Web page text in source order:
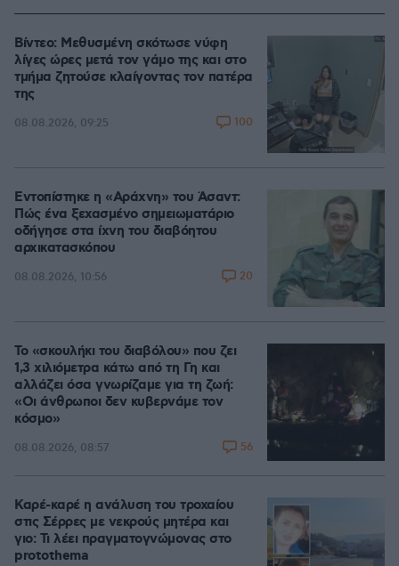
Βίντεο: Μεθυσμένη σκότωσε νύφη
λίγες ώρες μετά τον γάμο της και στο
τμήμα ζητούσε κλαίγοντας τον πατέρα
της
08.08.2026, 09:25 100
Εντοπίστηκε η «Αράχνη» του Άσαντ:
Πώς ένα ξεχασμένο σημειωματάριο
οδήγησε στα ίχνη του διαβόητου
αρχικατασκόπου
08.08.2026, 10:56 20
Το «σκουλήκι του διαβόλου» που ζει
1,3 χιλιόμετρα κάτω από τη Γη και
αλλάζει όσα γνωρίζαμε για τη ζωή:
«Οι άνθρωποι δεν κυβερνάμε τον
κόσμο»
08.08.2026, 08:57 56
Καρέ-καρέ η ανάλυση του τροχαίου
στις Σέρρες με νεκρούς μητέρα και
γιο: Τι λέει πραγματογνώμονας στο
protothema